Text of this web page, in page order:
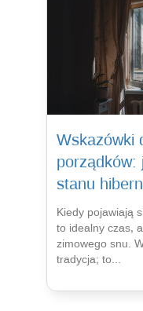
Wskazówki
porządków:
stanu
Kiedy pojawiają
to idealny czas,
zimowego snu.
tradycja; to...